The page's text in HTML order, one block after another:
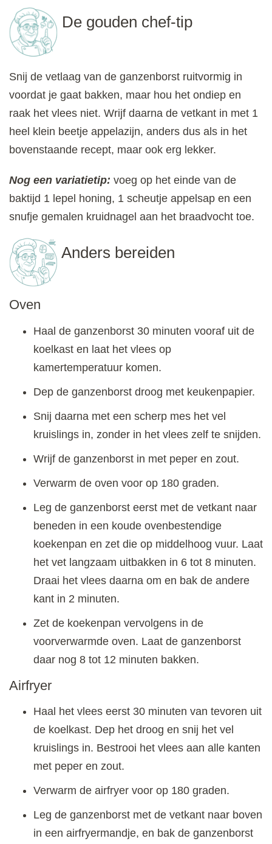
De gouden chef-tip
Snij de vetlaag van de ganzenborst ruitvormig in
voordat je gaat bakken, maar hou het ondiep en
raak het vlees niet. Wrijf daarna de vetkant in met 1
heel klein beetje appelazijn, anders dus als in het
bovenstaande recept, maar ook erg lekker.
Nog een variatietip: voeg op het einde van de
baktijd 1 lepel honing, 1 scheutje appelsap en een
snufje gemalen kruidnagel aan het braadvocht toe.
Anders bereiden
Oven
Haal de ganzenborst 30 minuten vooraf uit de
koelkast en laat het vlees op
kamertemperatuur komen.
Dep de ganzenborst droog met keukenpapier.
Snij daarna met een scherp mes het vel
kruislings in, zonder in het vlees zelf te snijden.
Wrijf de ganzenborst in met peper en zout.
Verwarm de oven voor op 180 graden.
Leg de ganzenborst eerst met de vetkant naar
beneden in een koude ovenbestendige
koekenpan en zet die op middelhoog vuur. Laat
het vet langzaam uitbakken in 6 tot 8 minuten.
Draai het vlees daarna om en bak de andere
kant in 2 minuten.
Zet de koekenpan vervolgens in de
voorverwarmde oven. Laat de ganzenborst
daar nog 8 tot 12 minuten bakken.
Airfryer
Haal het vlees eerst 30 minuten van tevoren uit
de koelkast. Dep het droog en snij het vel
kruislings in. Bestrooi het vlees aan alle kanten
met peper en zout.
Verwarm de airfryer voor op 180 graden.
Leg de ganzenborst met de vetkant naar boven
in een airfryermandje, en bak de ganzenborst